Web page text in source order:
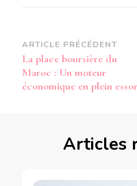
Navigation
d’article
ARTICLE PRÉCÉDENT
La place boursière du
Maroc : Un moteur
économique en plein essor
Articles